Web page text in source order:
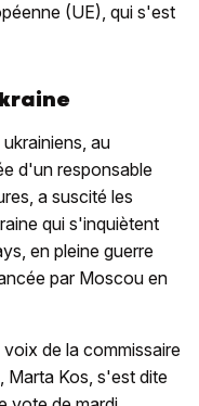
(UE), qui s'est
au
d'un responsable
a suscité les
qui s'inquiètent
en pleine guerre
par Moscou en
de la commissaire
Marta Kos, s'est dite